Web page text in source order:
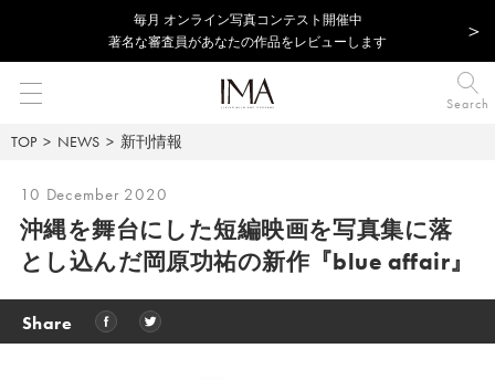
毎⽉ オンライン写真コンテスト開催中
著名な審査員があなたの作品をレビューします
Search
TOP NEWS 新刊情報
10 December 2020
沖縄を舞台にした短編映画を写真集に落
とし込んだ岡原功祐の新作『blue affair』
Share